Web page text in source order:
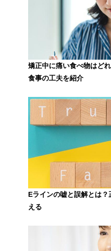
矯正中に痛い食べ物はど
食事の工夫を紹介
Eラインの嘘と誤解とは
える